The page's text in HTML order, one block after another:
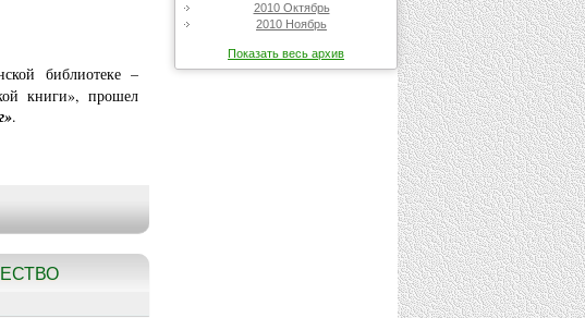
библиотеке –
книги», прошел
.
2010 Октябрь
2010 Ноябрь
Показать весь архив